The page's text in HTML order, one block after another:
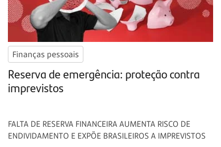
Finanças pessoais
Reserva de emergência: proteção contra
imprevistos
FALTA DE RESERVA FINANCEIRA AUMENTA RISCO DE
ENDIVIDAMENTO E EXPÕE BRASILEIROS A IMPREVISTOS